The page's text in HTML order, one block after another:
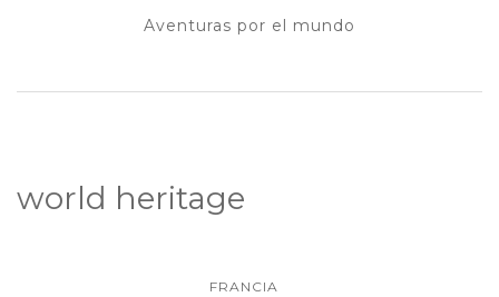
Aventuras por el mundo
world heritage
FRANCIA